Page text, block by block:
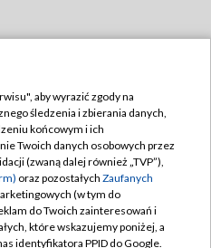
TVP
TVP
zgody
aby wyrazić zgody na
śledzenia i zbierania danych,
końcowym i ich
Twoich danych osobowych przez
(zwaną dalej również „TVP”),
oraz pozostałych Zaufanych
(w tym do
do Twoich zainteresowań i
które wskazujemy poniżej, a
identyfikatora PPID do Google.